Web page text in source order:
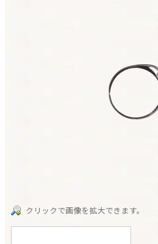
クリックで画像を拡大できます。